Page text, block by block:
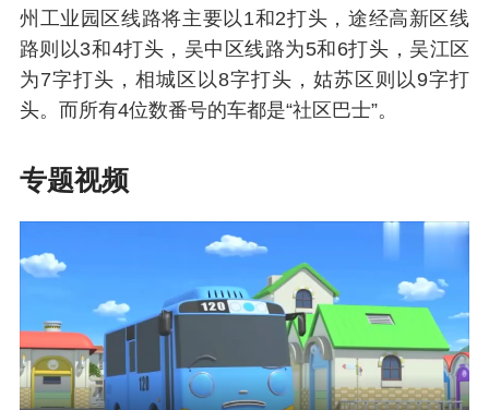
州工业园区线路将主要以1和2打头，途经高新区线
路则以3和4打头，吴中区线路为5和6打头，吴江区
为7字打头，相城区以8字打头，姑苏区则以9字打
头。而所有4位数番号的车都是“社区巴士”。
专题视频